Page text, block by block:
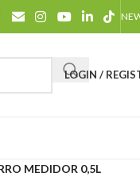
LOGIN /
MEDIDOR 0,5L